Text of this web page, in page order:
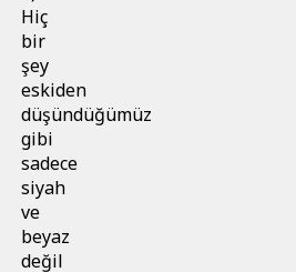
Hiç
bir
şey
eskiden
düşündüğümüz
gibi
sadece
siyah
ve
beyaz
değil